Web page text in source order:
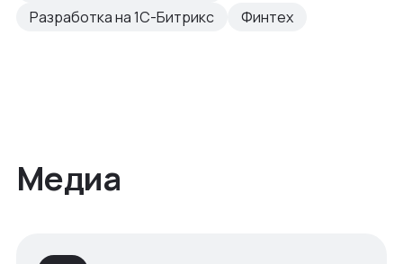
Разработка на 1С-Битрикс
Финтех
Медиа